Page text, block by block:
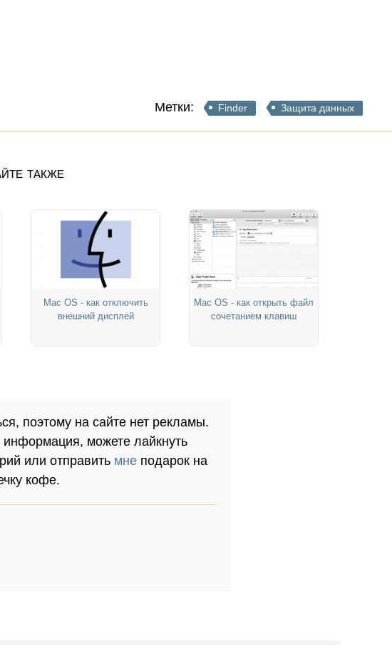
Метки: Finder Защита данных
также
Mac OS - как отключить
внешний дисплей
Mac OS - как открыть файл
сочетанием клавиш
поэтому на сайте нет рекламы.
можете лайкнуть
или отправить мнеподарок на
кофе.